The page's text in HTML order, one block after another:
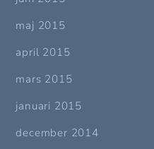
maj 2015
april 2015
mars 2015
januari 2015
december 2014